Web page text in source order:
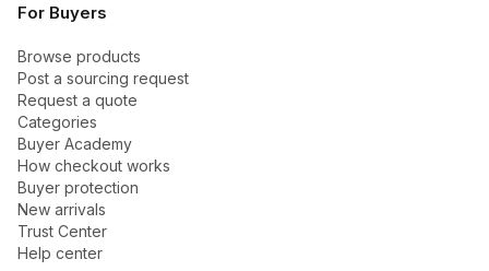
For Buyers
Browse products
Post a sourcing request
Request a quote
Categories
Buyer Academy
How checkout works
Buyer protection
New arrivals
Trust Center
Help center